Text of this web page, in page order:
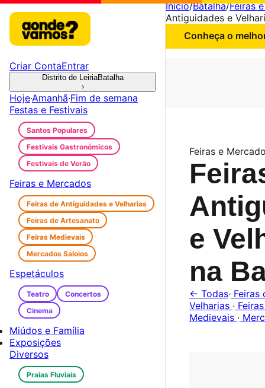
Início/Batalha/Feiras
Antiguidades e
Conheça o
Feiras e
e
na
← Todas· Feiras
Velharias ·
Medievais ·
Criar ContaEntrar
Distrito de LeiriaBatalha
›
Hoje·Amanhã·Fim de semana
Festas e Festivais
Santos Populares
Festivais Gastronómicos
Festivais de Verão
Feiras e Mercados
Feiras de Antiguidades e Velharias
Feiras de Artesanato
Feiras Medievais
Mercados Saloios
Espetáculos
Teatro
Concertos
Cinema
Miúdos e Família
Exposições
Diversos
Praias Fluviais